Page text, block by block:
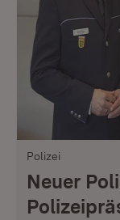
Polizei
Neuer